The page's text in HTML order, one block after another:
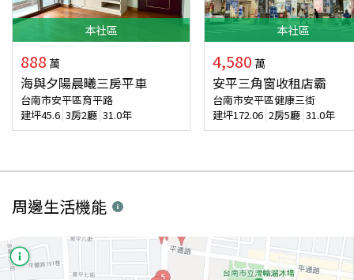
本社區
888 萬
海與夕陽晨曦三房平車
台南市安平區育平路
建坪45.6 3房2廳 31.0年
本社區
4,580 萬
安平三角窗收租店霸
台南市安平區健康三街
建坪172.06 2房5廳 31.0年
周邊生活機能